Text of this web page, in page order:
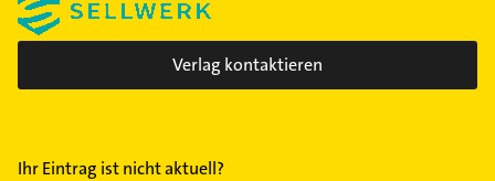
Verlag kontaktieren
Ihr Eintrag ist nicht aktuell?